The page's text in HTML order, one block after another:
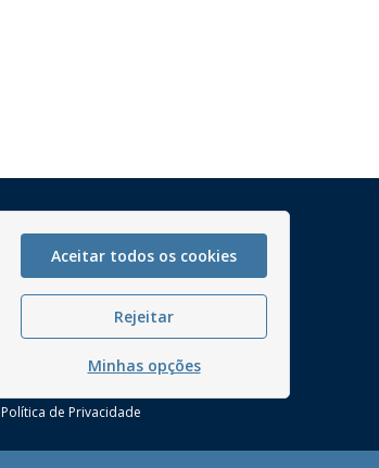
Mapa do Site
Perguntas frequentes
Manual de Navegação
Serviços Internos
Política de Privacidade
Aceitar todos os cookies
Rejeitar
Minhas opções